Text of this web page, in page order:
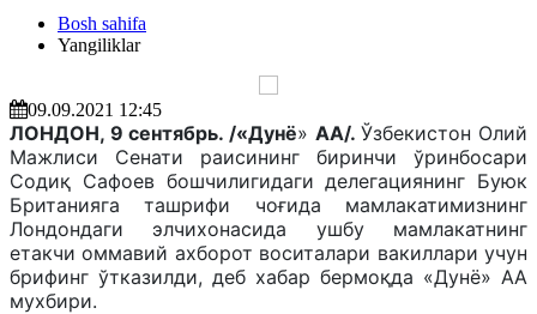
Bosh sahifa
Yangiliklar
09.09.2021 12:45
ЛОНДОН, 9 сентябрь. /«Дунё» АА/.Ўзбекистон Олий
Мажлиси Сенати раисининг биринчи ўринбосари
Содиқ Сафоев бошчилигидаги делегациянинг Буюк
Британияга ташрифи чоғида мамлакатимизнинг
Лондондаги элчихонасида ушбу мамлакатнинг
етакчи оммавий ахборот воситалари вакиллари учун
брифинг ўтказилди, деб хабар бермоқда «Дунё» АА
мухбири.